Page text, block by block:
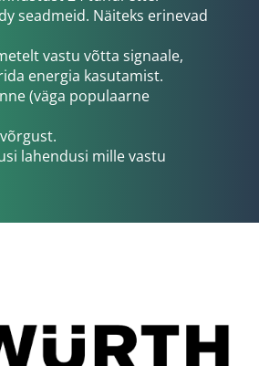
seadmeid. Näiteks erinevad
vastu võtta signaale,
energia kasutamist.
(väga populaarne
lahendusi mille vastu